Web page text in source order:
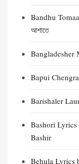
Bandhu
আশাতে
Bangladesher
Bapui Chengra
Barishaler
Bashori Lyrics
Bashir
Behula Lyrics